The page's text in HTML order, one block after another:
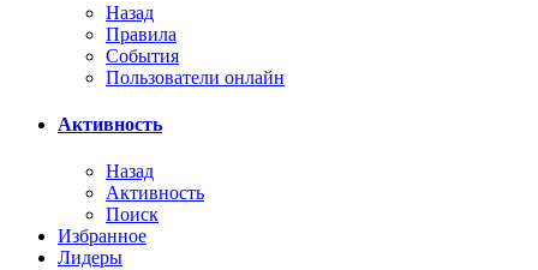
Назад
Правила
События
Пользователи онлайн
Активность
Назад
Активность
Поиск
Избранное
Лидеры